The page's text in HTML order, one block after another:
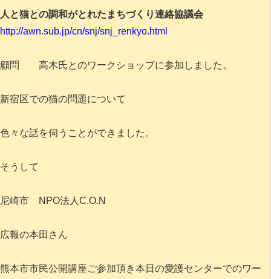
人と猫との調和がとれたまちづくり連絡協議会
http://awn.sub.jp/cn/snj/snj_renkyo.html
顧問 高木氏とのワークショップに参加しました。
新宿区での猫の問題について
色々な話を伺うことができました。
そうして
尼崎市 NPO法人C.O.N
広報の本田さん
熊本市市民公開講座ご参加頂き本日の愛護センターでのワー